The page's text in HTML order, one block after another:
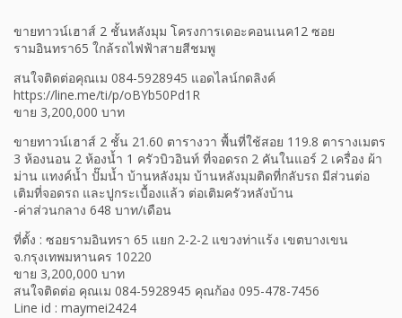
ขายทาวน์เฮาส์ 2 ชั้นหลังมุม โครงการเดอะคอนเนค12 ซอย
รามอินทรา65 ใกล้รถไฟฟ้าสายสีชมพู
สนใจติดต่อคุณเม 084-5928945 แอดไลน์กดลิงค์
https://line.me/ti/p/oBYb50Pd1R
ขาย 3,200,000 บาท
ขายทาวน์เฮาส์ 2 ชั้น 21.60 ตารางวา พื้นที่ใช้สอย 119.8 ตารางเมตร
3 ห้องนอน 2 ห้องน้ำ 1 ครัวบิวอินท์ ที่จอดรถ 2 คันในแอร์ 2 เครื่อง ผ้า
ม่าน แทงค์น้ำ ปั๊มน้ำ บ้านหลังมุม บ้านหลังมุมติดที่กลับรถ มีส่วนต่อ
เติมที่จอดรถ และปูกระเบื้องแล้ว ต่อเติมครัวหลังบ้าน
-ค่าส่วนกลาง 648 บาท/เดือน
ที่ตั้ง : ซอยรามอินทรา 65 แยก 2-2-2 แขวงท่าแร้ง เขตบางเขน
จ.กรุงเทพมหานคร 10220
ขาย 3,200,000 บาท
สนใจติดต่อ คุณเม 084-5928945 คุณก้อง 095-478-7456
Line id : maymei2424